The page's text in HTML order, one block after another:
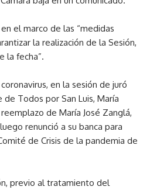
el marco de las “medidas
la realización de la Sesión,
la fecha”.
en la sesión de juró
Todos por San Luis, María
de María José Zanglá,
renunció a su banca para
de Crisis de la pandemia de
previo al tratamiento del